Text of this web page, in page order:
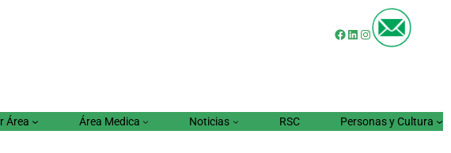
Facebook
LinkedIn
Instagram
Área Área Medica Noticias RSC Personas y Cultura